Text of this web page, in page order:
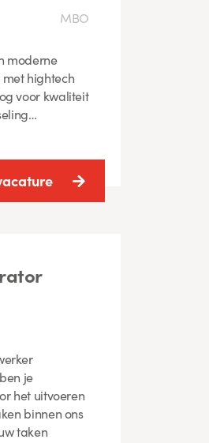
MBO
moderne
hightech
voor kwaliteit
je
het uitvoeren
binnen ons
taken